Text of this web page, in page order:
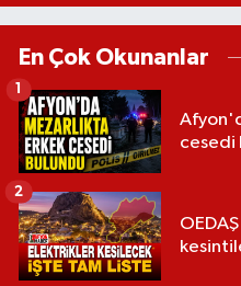
En Çok Okunanlar
cesedi
1
2